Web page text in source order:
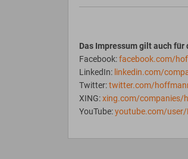
Das Impressum gilt auch
Facebook:facebook.com/
LinkedIn: linkedin.com/
Twitter:twitter.com/
XING:xing.com/companies/
YouTube:youtube.com/